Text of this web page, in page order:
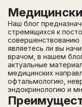
Наш блог
стремящихся к
совершенствованию
являетесь ли вы
врачом, в нашем
актуальные
медицинских
офтальмологию,
эндокринологию и